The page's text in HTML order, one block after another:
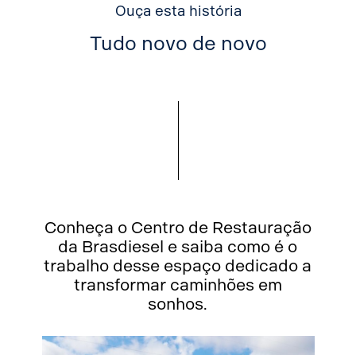
Ouça esta história
Tudo novo de novo
Conheça o Centro de Restauração
da Brasdiesel e saiba como é o
trabalho desse espaço dedicado a
transformar caminhões em
sonhos.